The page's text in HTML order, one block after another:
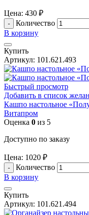
Цена: 430 ₽
Количество
В корзину
Купить
Артикул: 101.621.493
Быстрый просмотр
Добавить в список
Кашпо настольное
Витапром
Оценка 0 из 5
Доступно по заказу
Цена: 1020 ₽
Количество
В корзину
Купить
Артикул: 101.621.494